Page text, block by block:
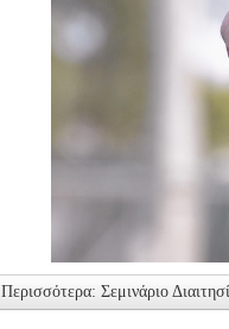
Περισσότερα: Σεμινάριο